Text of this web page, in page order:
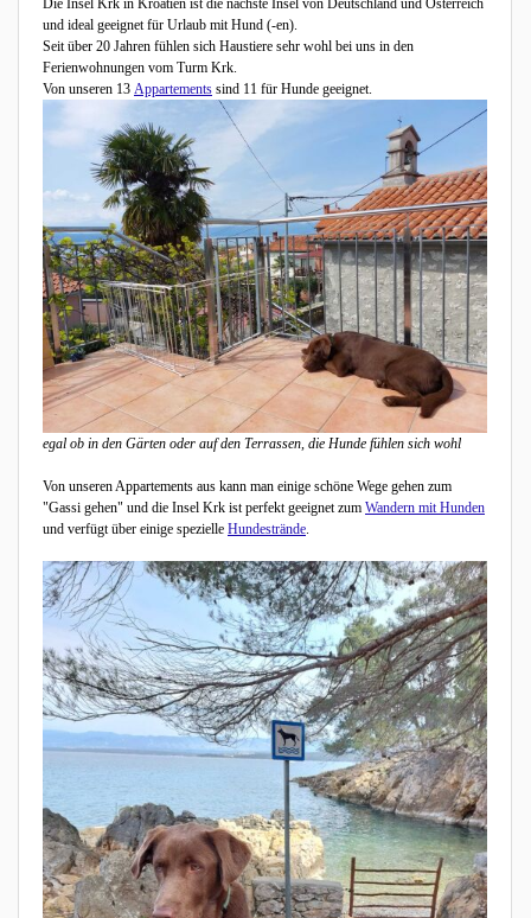
und ideal geeignet für Urlaub mit Hund (-en).
Seit über 20 Jahren fühlen sich Haustiere sehr wohl bei uns in den
Ferienwohnungen vom Turm Krk.
Von unseren 13 Appartements sind 11 für Hunde geeignet.
egal ob in den Gärten oder auf den Terrassen, die Hunde fühlen sich wohl
Von unseren Appartements aus kann man einige schöne Wege gehen zum
"Gassi gehen" und die Insel Krk ist perfekt geeignet zum Wandern mit Hunden
und verfügt über einige spezielle Hundestrände